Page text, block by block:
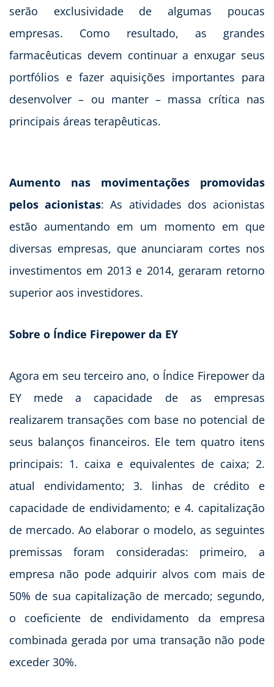
serão exclusividade de algumas poucas
empresas. Como resultado, as grandes
farmacêuticas devem continuar a enxugar seus
portfólios e fazer aquisições importantes para
desenvolver – ou manter – massa crítica nas
principais áreas terapêuticas.
Aumento nas movimentações promovidas
pelos acionistas: As atividades dos acionistas
estão aumentando em um momento em que
diversas empresas, que anunciaram cortes nos
investimentos em 2013 e 2014, geraram retorno
superior aos investidores.
Sobre o Índice Firepower da EY
Agora em seu terceiro ano, o Índice Firepower da
EY mede a capacidade de as empresas
realizarem transações com base no potencial de
seus balanços financeiros. Ele tem quatro itens
principais: 1. caixa e equivalentes de caixa; 2.
atual endividamento; 3. linhas de crédito e
capacidade de endividamento; e 4. capitalização
de mercado. Ao elaborar o modelo, as seguintes
premissas foram consideradas: primeiro, a
empresa não pode adquirir alvos com mais de
50% de sua capitalização de mercado; segundo,
o coeficiente de endividamento da empresa
combinada gerada por uma transação não pode
exceder 30%.